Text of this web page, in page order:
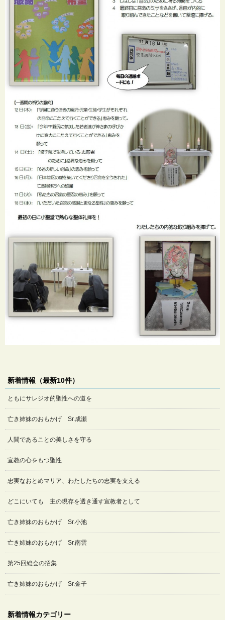
新着情報（最新10件）
ともにサレジオ的聖性への道を
亡き姉妹のおもかげ Sr.成瀬
人間であることの美しさを守る
宣教の心をもつ聖性
忠実なおとめマリア、わたしたちの忠実を支える
どこにいても 主の現存を透き通す宣教者として
亡き姉妹のおもかげ Sr.小池
亡き姉妹のおもかげ Sr.南雲
第25回総会の招集
亡き姉妹のおもかげ Sr.金子
新着情報カテゴリー